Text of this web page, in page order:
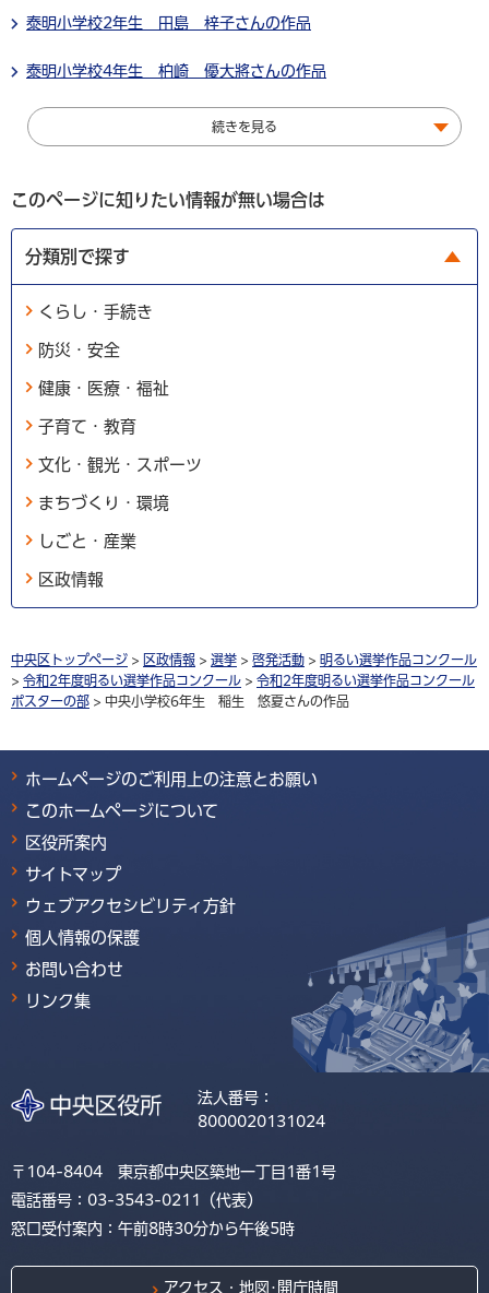
泰明小学校2年生 田島 梓子さんの作品
泰明小学校4年生 柏崎 優大將さんの作品
続きを見る
このページに知りたい情報が無い場合は
分類別で探す
くらし・手続き
防災・安全
健康・医療・福祉
子育て・教育
文化・観光・スポーツ
まちづくり・環境
しごと・産業
区政情報
中央区トップページ > 区政情報 > 選挙 > 啓発活動 > 明るい選挙作品コンクール
> 令和2年度明るい選挙作品コンクール > 令和2年度明るい選挙作品コンクール
ポスターの部 > 中央小学校6年生 稲生 悠夏さんの作品
ホームページのご利用上の注意とお願い
このホームページについて
区役所案内
サイトマップ
ウェブアクセシビリティ方針
個人情報の保護
お問い合わせ
リンク集
法人番号：
8000020131024
〒104-8404 東京都中央区築地一丁目1番1号
電話番号：03-3543-0211（代表）
窓口受付案内：午前8時30分から午後5時
アクセス・地図･開庁時間